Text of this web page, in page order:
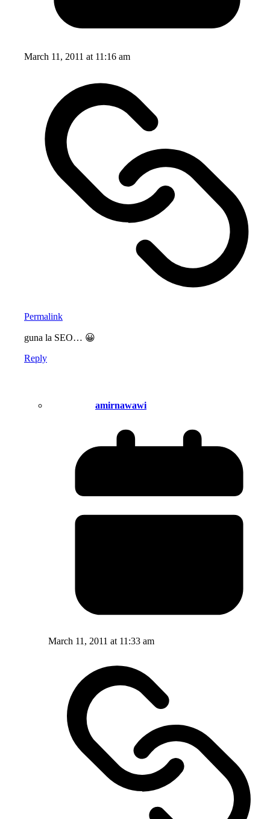
March 11, 2011 at 11:16 am
Permalink
guna la SEO… 😀
Reply
amirnawawi
March 11, 2011 at 11:33 am